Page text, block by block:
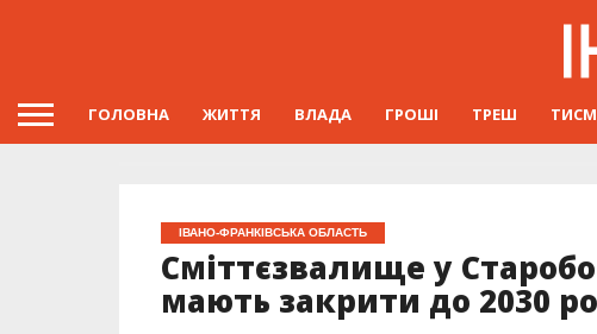
ГОЛОВНА ЖИТТЯ ВЛАДА ГРОШІ ТРЕШ
ІВАНО-ФРАНКІВСЬКА ОБЛАСТЬ
Сміттєзвалище у
мають закрити до 2030